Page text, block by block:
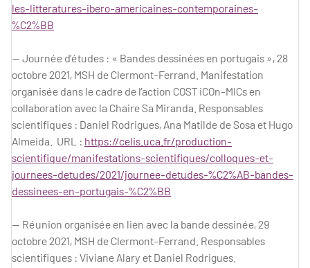
les-litteratures-ibero-americaines-contemporaines-
%C2%BB
— Journée d’études : « Bandes dessinées en portugais », 28
octobre 2021, MSH de Clermont-Ferrand. Manifestation
organisée dans le cadre de l’action COST iCOn-MICs en
collaboration avec la Chaire Sa Miranda. Responsables
scientifiques : Daniel Rodrigues, Ana Matilde de Sosa et Hugo
Almeida. URL : https://celis.uca.fr/production-
scientifique/manifestations-scientifiques/colloques-et-
journees-detudes/2021/journee-detudes-%C2%AB-bandes-
dessinees-en-portugais-%C2%BB
— Réunion organisée en lien avec la bande dessinée, 29
octobre 2021, MSH de Clermont-Ferrand. Responsables
scientifiques : Viviane Alary et Daniel Rodrigues.